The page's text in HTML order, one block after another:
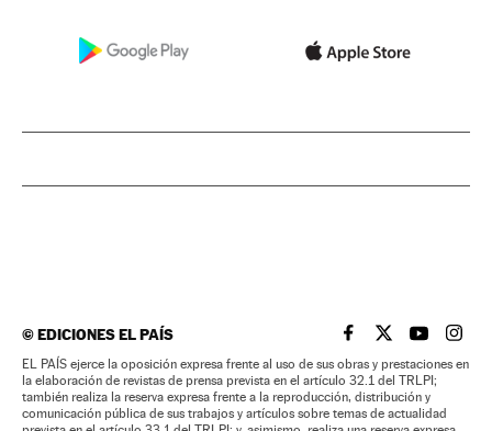
©EDICIONES EL PAÍS EL PAÍS BRASIL EN
EL PAÍSEL PAÍS
EL
EL PAÍS ejerce la oposición expresa frente al uso de sus obras y prestaciones en
la elaboración de revistas de prensa prevista en el artículo 32.1 del TRLPI;
también realiza la reserva expresa frente a la reproducción, distribución y
comunicación pública de sus trabajos y artículos sobre temas de actualidad